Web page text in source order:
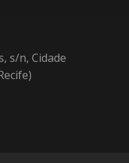
s/n, Cidade